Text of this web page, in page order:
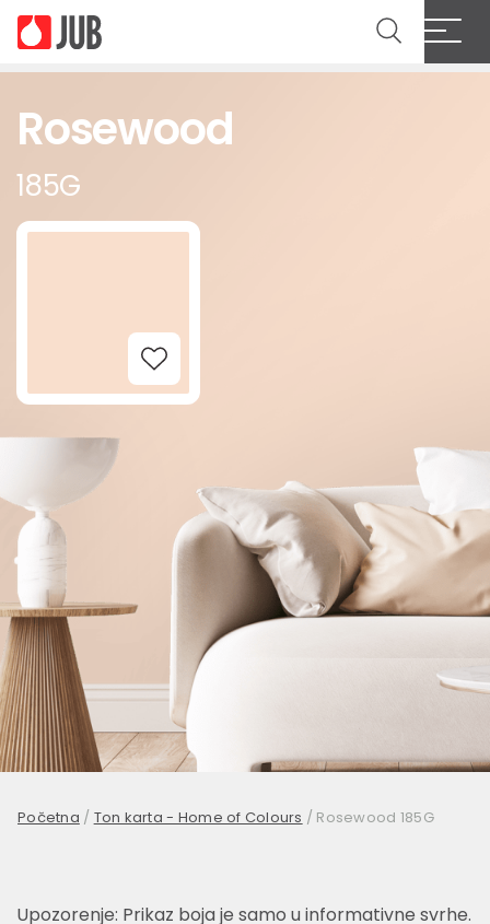
Rosewood
185G
Add to Wishlist
Početna / Ton karta - Home of Colours / Rosewood 185G
Upozorenje: Prikaz boja je samo u informativne svrhe.